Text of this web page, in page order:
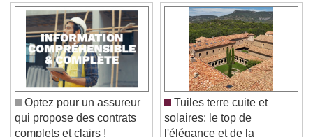
Optez pour un assureur
qui propose des contrats
Tuiles terre cuite et
solaires: le top de